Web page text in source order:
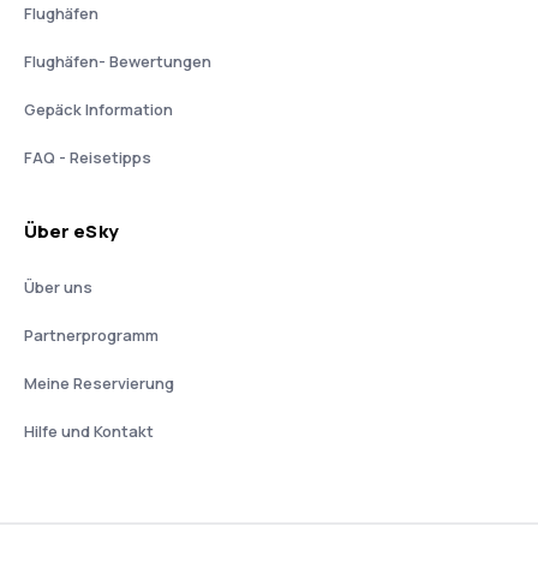
Flughäfen
Flughäfen- Bewertungen
Gepäck Information
FAQ - Reisetipps
Über eSky
Über uns
Partnerprogramm
Meine Reservierung
Hilfe und Kontakt